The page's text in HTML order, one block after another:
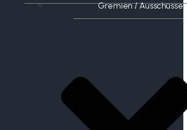
Gremien / Ausschüsse